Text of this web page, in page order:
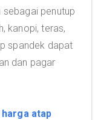
penutup
kanopi, teras,
spandek dapat
dan pagar
harga atap